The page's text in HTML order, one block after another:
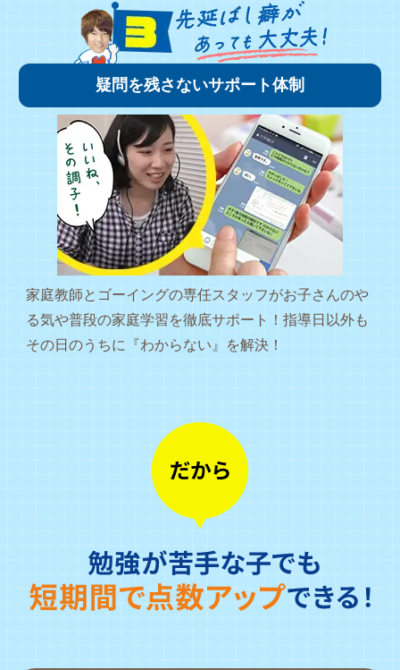
疑問を残さないサポート体制
家庭教師とゴーイングの専任スタッフがお子さんのや
る気や普段の家庭学習を徹底サポート！指導日以外も
その日のうちに『わからない』を解決！